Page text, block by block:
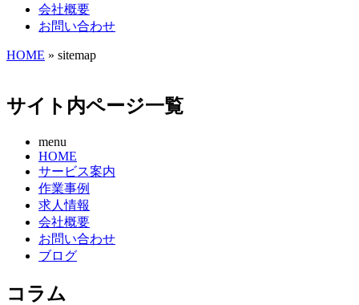
会社概要
お問い合わせ
HOME » sitemap
サイト内ページ一覧
menu
HOME
サービス案内
作業事例
求人情報
会社概要
お問い合わせ
ブログ
コラム